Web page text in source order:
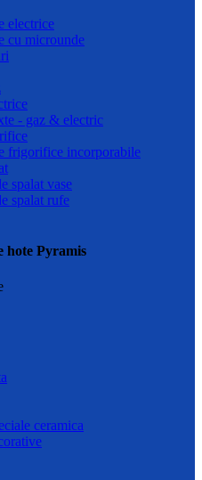
electrice
cu microunde
- gaz & electric
frigorifice incorporabile
spalat vase
spalat rufe
hote Pyramis
ceramica